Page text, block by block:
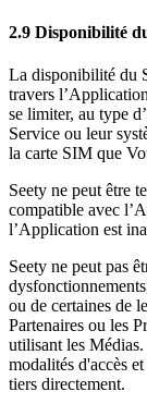
2.9 Disponibilité
La disponibilité du
travers
se limiter, au type
Service ou leur
la carte SIM que
Seety ne peut être
compatible avec
l’Application est
Seety ne peut pas
ou de certaines de
Partenaires ou les
utilisant les
modalités d'accès
tiers directement.